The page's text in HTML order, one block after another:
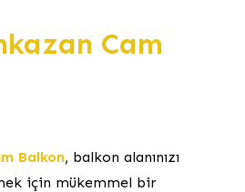
Cam
Balkon, balkon alanınızı
için mükemmel bir